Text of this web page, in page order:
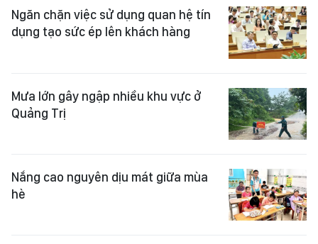
Ngăn chặn việc sử dụng quan hệ tín
dụng tạo sức ép lên khách hàng
Mưa lớn gây ngập nhiều khu vực ở
Quảng Trị
Nắng cao nguyên dịu mát giữa mùa
hè